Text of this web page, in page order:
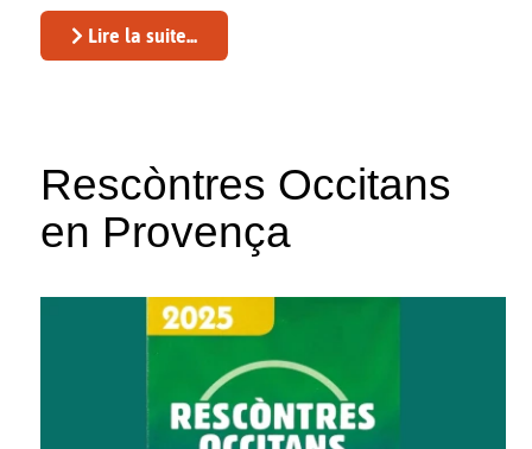
Lire la suite...
Rescòntres Occitans
en Provença